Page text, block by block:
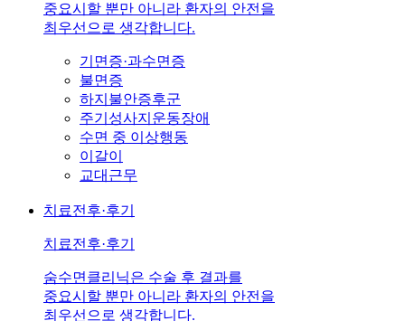
중요시할 뿐만 아니라 환자의 안전을
최우선으로 생각합니다.
기면증·과수면증
불면증
하지불안증후군
주기성사지운동장애
수면 중 이상행동
이갈이
교대근무
치료전후·후기
치료전후·후기
숨수면클리닉은 수술 후 결과를
중요시할 뿐만 아니라 환자의 안전을
최우선으로 생각합니다.